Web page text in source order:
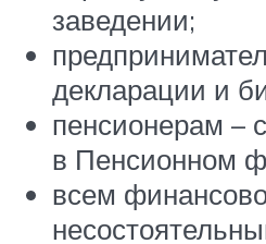
заведении;
декларации и
пенсионерам –
в Пенсионном
всем